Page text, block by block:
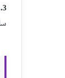
3. المشاريع التنموية